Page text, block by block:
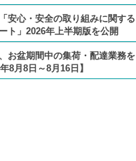
安心・安全の取り組みに関する
ト」2026年上半期版を公開
お盆期間中の集荷・配達業務を
8月8日～8月16日】